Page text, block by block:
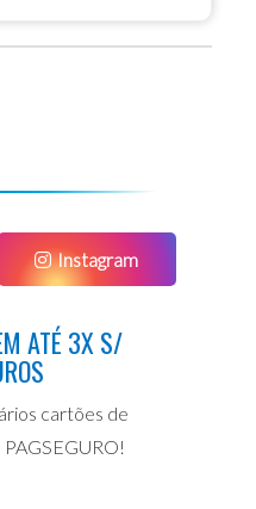
Instagram
ATÉ 3X S/
cartões de